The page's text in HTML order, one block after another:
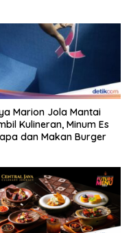
Marion Jola Mantai
Kulineran, Minum Es
dan Makan Burger